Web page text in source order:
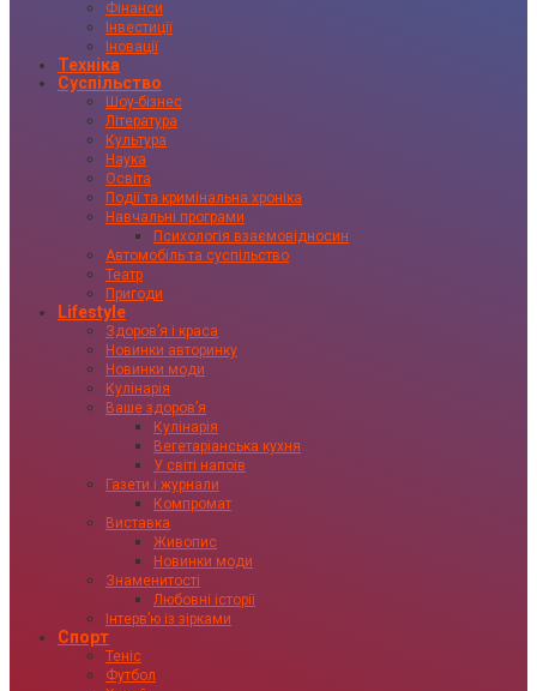
Фінанси
Інвестиції
Іновації
Техніка
Суспільство
Шоу-бізнес
Література
Культура
Наука
Освіта
Події та кримінальна хроніка
Навчальні програми
Психологія взаємовідносин
Автомобіль та суспільство
Театр
Пригоди
Lifestyle
Здоровʼя і краса
Новинки авторинку
Новинки моди
Кулінарія
Ваше здоровʼя
Кулінарія
Вегетаріанська кухня
У світі напоїв
Газети і журнали
Компромат
Виставка
Живопис
Новинки моди
Знаменитості
Любовні історії
Інтервʼю із зірками
Спорт
Теніс
Футбол